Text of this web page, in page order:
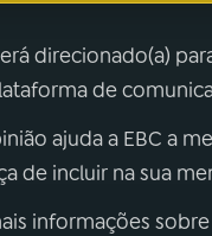
direcionado(a)
de
ajuda a EBC a
de incluir na sua
informações